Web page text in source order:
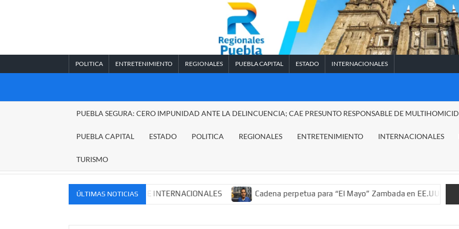
POLITICA ENTRETENIMIENTO REGIONALES PUEBLA CAPITAL ESTADO INTERNACIONALES
REGIONALES
PUEBLA SEGURA: CERO IMPUNIDAD ANTE LA DELINCUENCIA; CAE PRESUNTO RESPONSABLE DE
PUEBLA CAPITAL ESTADO POLITICA REGIONALES ENTRETENIMIENTO INTERNACIONALES
TURISMO
ÚLTIMAS NOTICIAS
MERCADOS NACIONALES E INTERNACIONALES Cadena perpetua para “El Mayo” Zambada en EE.UU.; ordenan